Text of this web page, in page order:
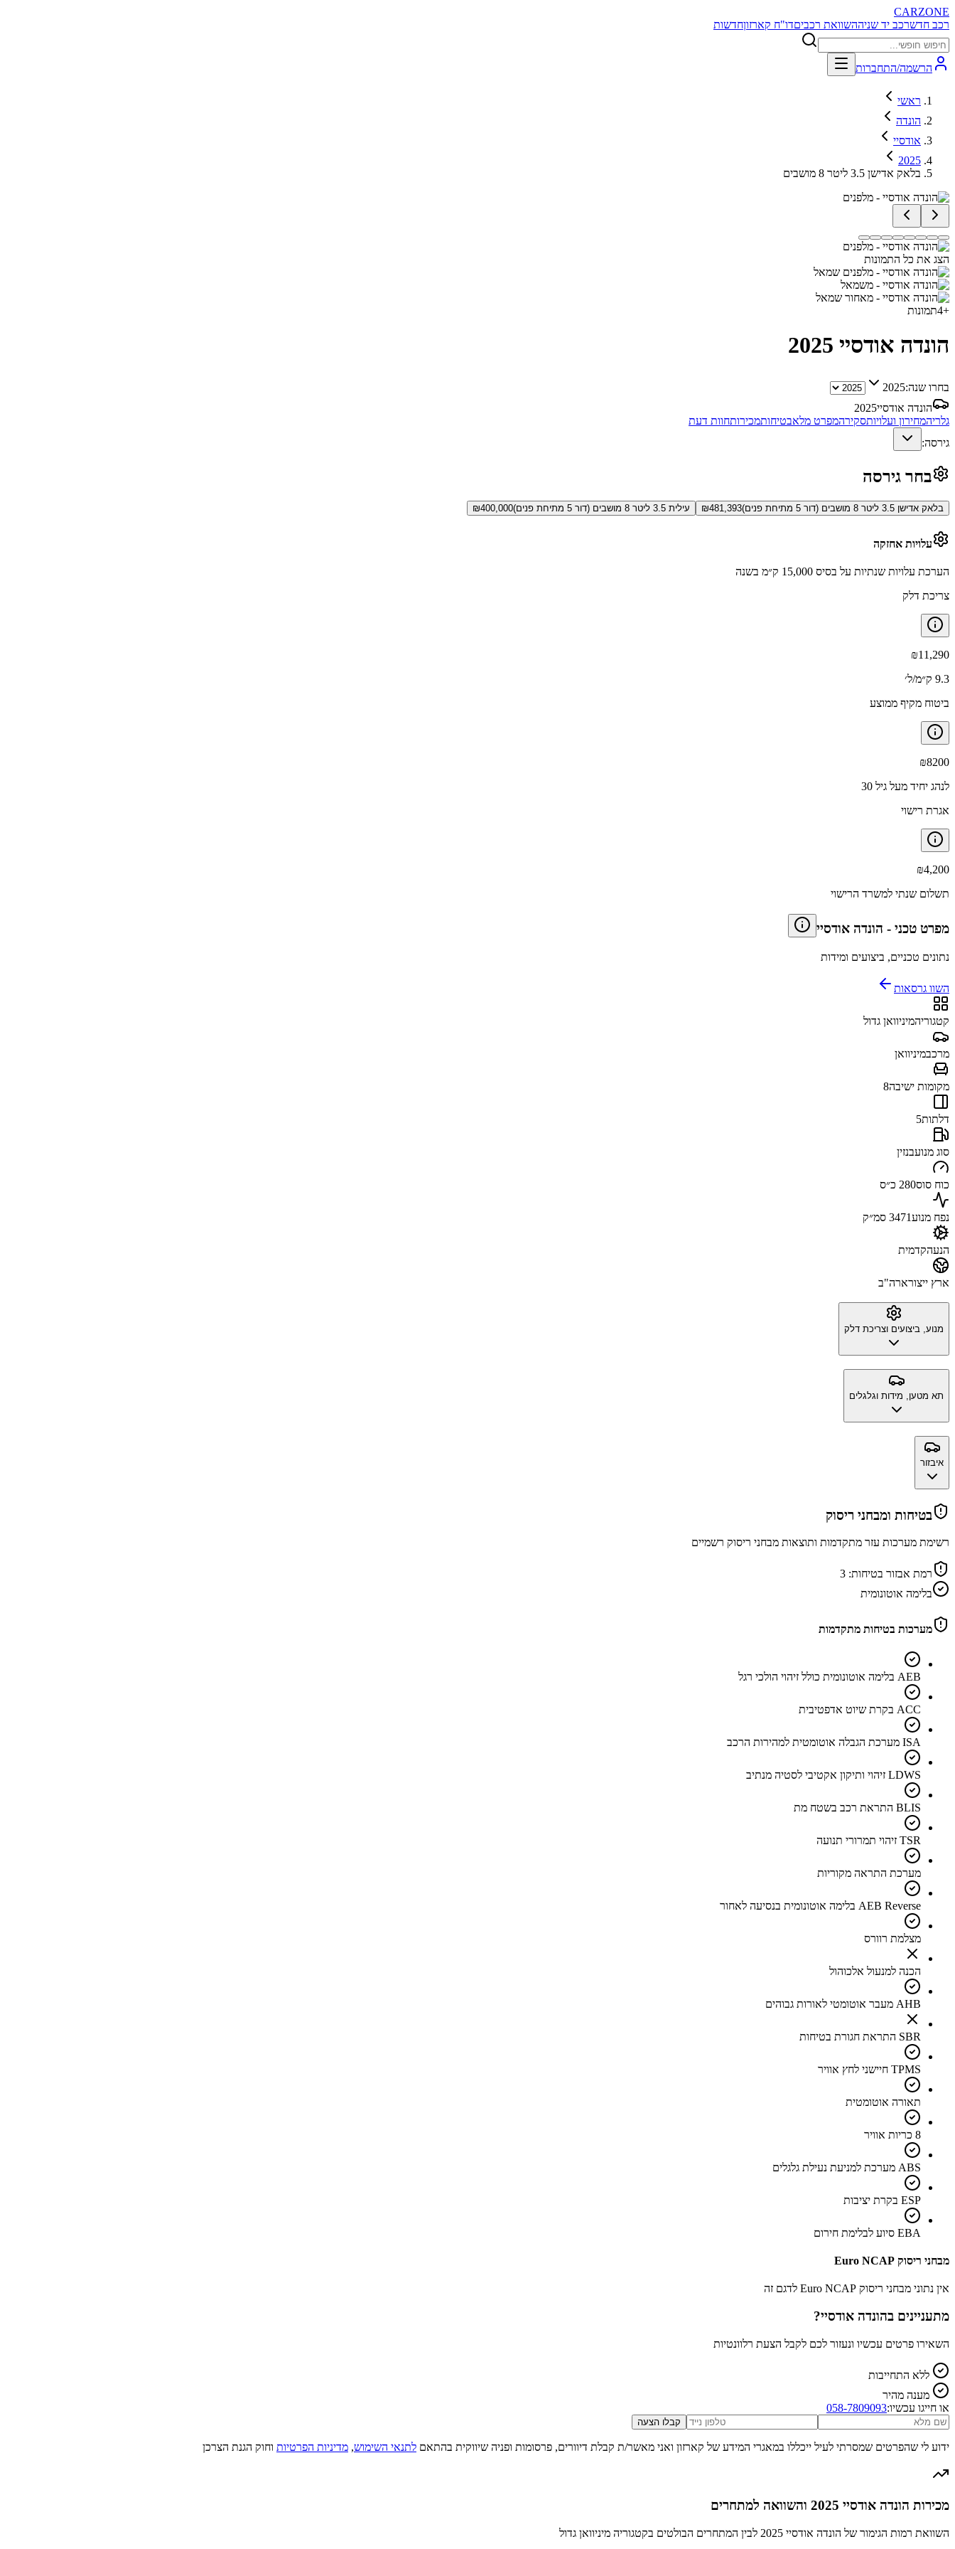
CARZONE
רכב חדשרכב יד שניההשוואת רכביםדו"ח קארזוןחדשות
הרשמה/התחברות
ראשי
הונדה
אודסיי
2025
בלאק אדישן 3.5 ליטר 8 מושבים
הצג את כל התמונות
+
4תמונות
הונדה אודסיי 2025
בחרו שנה:2025
הונדה אודסיי2025
גלריהמחירון ועלויותסקירהמפרט מלאבטיחותמכירותחוות דעת
גירסה:
בחר גירסה
בלאק אדישן 3.5 ליטר 8 מושבים (דור 5 מתיחת פנים) ₪481,393 עילית 3.5 ליטר 8 מושבים (דור 5 מתיחת פנים) ₪400,000
עלויות אחזקה
הערכת עלויות שנתיות על בסיס 15,000 ק״מ בשנה
צריכת דלק
₪11,290
9.3 ק״מ/ל׳
ביטוח מקיף ממוצע
₪8200
לנהג יחיד מעל גיל 30
אגרת רישוי
₪4,200
תשלום שנתי למשרד הרישוי
מפרט טכני - הונדה אודסיי
נתונים טכניים, ביצועים ומידות
השוו גרסאות
קטגוריהמיניוואן גדול
מרכבמיניוואן
מקומות ישיבה8
דלתות5
סוג מנועבנזין
כוח סוס280 כ״ס
נפח מנוע3471 סמ״ק
הנעהקדמית
ארץ ייצורארה"ב
מנוע, ביצועים וצריכת דלק
תא מטען, מידות וגלגלים
איבזור
בטיחות ומבחני ריסוק
רשימת מערכות עזר מתקדמות ותוצאות מבחני ריסוק רשמיים
רמת אבזור בטיחות: 3
בלימה אוטונומית
מערכות בטיחות מתקדמות
AEB בלימה אוטונומית כולל זיהוי הולכי רגל
ACC בקרת שיוט אדפטיבית
ISA מערכת הגבלה אוטומטית למהירות הרכב
LDWS זיהוי ותיקון אקטיבי לסטיה מנתיב
BLIS התראת רכב בשטח מת
TSR זיהוי תמרורי תנועה
מערכת התראה מקוריות
AEB Reverse בלימה אוטונומית בנסיעה לאחור
מצלמת רוורס
הכנה למנעול אלכוהול
AHB מעבר אוטומטי לאורות גבוהים
SBR התראת חגורת בטיחות
TPMS חיישני לחץ אוויר
תאורה אוטומטית
8 כריות אוויר
ABS מערכת למניעת נעילת גלגלים
ESP בקרת יציבות
EBA סיוע לבלימת חירום
מבחני ריסוק Euro NCAP
אין נתוני מבחני ריסוק Euro NCAP לדגם זה
מתעניינים בהונדה אודסיי?
השאירו פרטים עכשיו ונעזור לכם לקבל הצעת רלוונטיות
ללא התחייבות
מענה מהיר
או חייגו עכשיו:058-7809093
קבלו הצעה
ידוע לי שהפרטים שמסרתי לעיל ייכללו במאגרי המידע של קארזון ואני מאשר/ת קבלת דיוורים, פרסומות ופניה שיווקית בהתאם לתנאי השימוש, מדיניות הפרטיות וחוק הגנת הצרכן
מכירות הונדה אודסיי 2025 והשוואה למתחרים
השוואת רמות הגימור של הונדה אודסיי 2025 לבין המתחרים הבולטים בקטגוריה מיניוואן גדול